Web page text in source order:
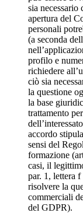
sia necessario
apertura del
personali
(a seconda
profilo e
richiedere
ciò sia
la questione
la base
trattamento
accordo
sensi del
formazione
casi, il
par. 1, lettera
risolvere la
commerciali
del GDPR).